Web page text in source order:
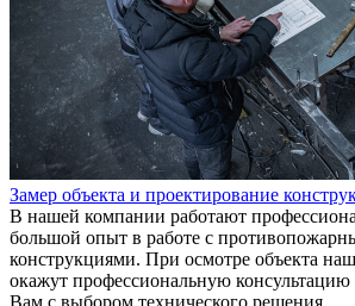
Замер объекта и проектирование
В нашей компании работают
большой опыт в работе с
конструкциями. При осмотре объекта
окажут профессиональную